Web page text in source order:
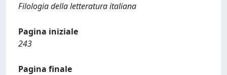
Filologia della letteratura italiana
Pagina iniziale
243
Pagina finale